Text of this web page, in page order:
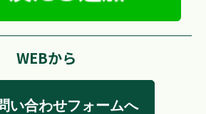
WEBから
い合わせフォームへ